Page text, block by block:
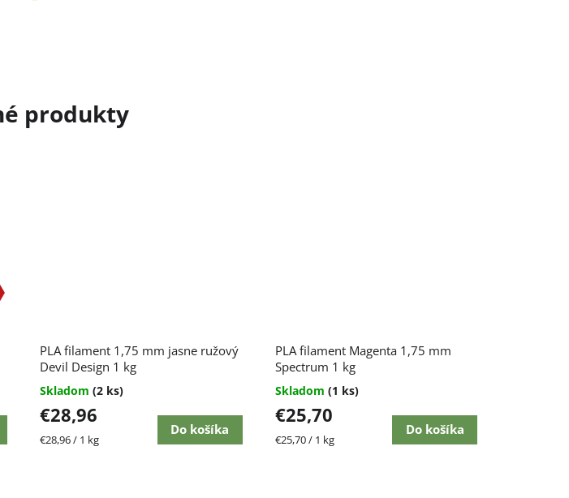
PLA filament 1,75 mm jasne ružový
Devil Design 1 kg
Skladom (2 ks)
€28,96
Jednotková
€28,96 / 1 kg
Do košíka
PLA filament Magenta 1,75 mm
Spectrum 1 kg
Skladom (1 ks)
€25,70
Jednotková
€25,70 / 1 kg
Do košíka